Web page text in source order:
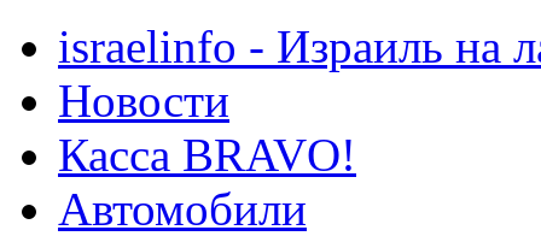
israelinfo - Израиль на
Новости
Касса BRAVO!
Автомобили